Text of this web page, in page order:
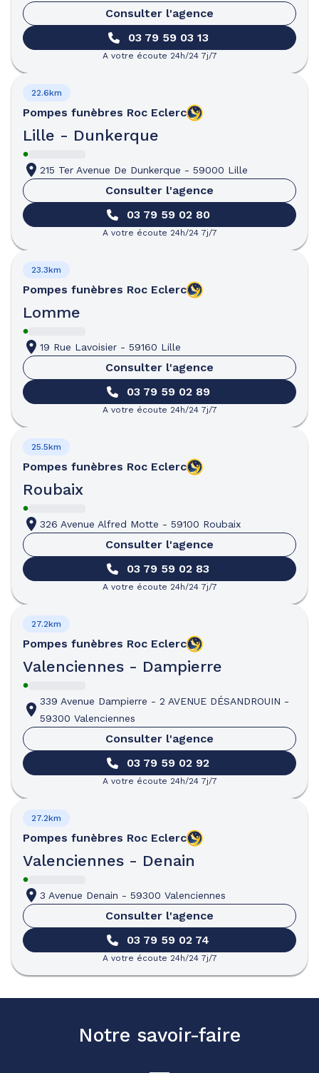
Consulter l'agence
03 79 59 03 13
A votre écoute 24h/24 7j/7
Pompes funèbres Roc Eclerc
Lille - Dunkerque
22.6km
215 Ter Avenue De Dunkerque - 59000 Lille
Consulter l'agence
03 79 59 02 80
A votre écoute 24h/24 7j/7
Pompes funèbres Roc Eclerc
Lomme
23.3km
19 Rue Lavoisier - 59160 Lille
Consulter l'agence
03 79 59 02 89
A votre écoute 24h/24 7j/7
Pompes funèbres Roc Eclerc
Roubaix
25.5km
326 Avenue Alfred Motte - 59100 Roubaix
Consulter l'agence
03 79 59 02 83
A votre écoute 24h/24 7j/7
Pompes funèbres Roc Eclerc
Valenciennes - Dampierre
27.2km
339 Avenue Dampierre - 2 AVENUE DÉSANDROUIN -
59300 Valenciennes
Consulter l'agence
03 79 59 02 92
A votre écoute 24h/24 7j/7
Pompes funèbres Roc Eclerc
Valenciennes - Denain
27.2km
3 Avenue Denain - 59300 Valenciennes
Consulter l'agence
03 79 59 02 74
A votre écoute 24h/24 7j/7
Notre savoir-faire